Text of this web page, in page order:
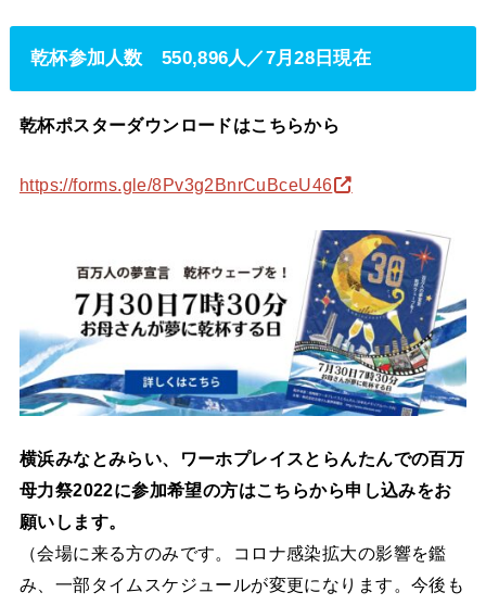
乾杯参加人数 550,896人／7月28日現在
乾杯ポスターダウンロードはこちらから
https://forms.gle/8Pv3g2BnrCuBceU46
横浜みなとみらい、ワーホプレイスとらんたんでの百万
母力祭2022に参加希望の方はこちらから申し込みをお
願いします。
（会場に来る方のみです。コロナ感染拡大の影響を鑑
み、一部タイムスケジュールが変更になります。今後も